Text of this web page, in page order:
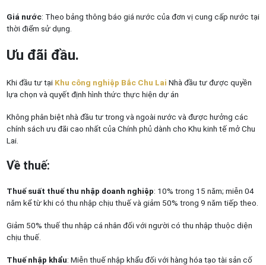
Giá nước: Theo bảng thông báo giá nước của đơn vị cung cấp nước tại
thời điểm sử dụng.
Ưu đãi đầu.
Khi đầu tư tạiKhu công nghiệp Bắc Chu Lai Nhà đầu tư được quyền
lựa chọn và quyết định hình thức thực hiện dự án
Không phân biệt nhà đầu tư trong và ngoài nước và được hưởng các
chính sách ưu đãi cao nhất của Chính phủ dành cho Khu kinh tế mở Chu
Lai.
Về thuế:
Thuế suất thuế thu nhập doanh nghiệp: 10% trong 15 năm; miễn 04
năm kể từ khi có thu nhập chịu thuế và giảm 50% trong 9 năm tiếp theo.
Giảm 50% thuế thu nhập cá nhân đối với người có thu nhập thuộc diện
chịu thuế.
Thuế nhập khẩu: Miễn thuế nhập khẩu đối với hàng hóa tạo tài sản cố